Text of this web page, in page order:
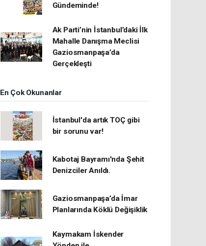
Gündeminde!
Ak Parti’nin İstanbul’daki İlk
Mahalle Danışma Meclisi
Gaziosmanpaşa’da
Gerçekleşti
En Çok Okunanlar
İstanbul'da artık TOÇ gibi
bir sorunu var!
Kabotaj Bayramı'nda Şehit
Denizciler Anıldı.
Gaziosmanpaşa’da İmar
Planlarında Köklü Değişiklik
Kaymakam İskender